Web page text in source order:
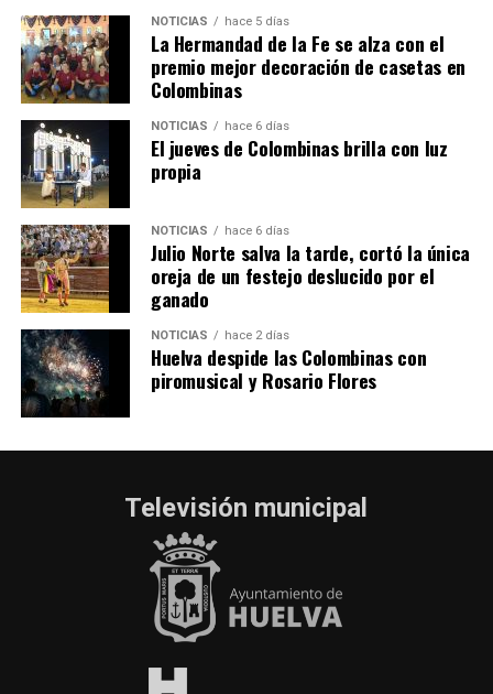
SEXTA CORRIDA DE LAS FIESTAS COLOMBINAS
2026
hace 2 días· Huelvatv
NOTICIAS hace 5 días
La Hermandad de la Fe se alza con el
premio mejor decoración de casetas en
Colombinas
NOTICIAS hace 6 días
El jueves de Colombinas brilla con luz
propia
NOTICIAS hace 6 días
Julio Norte salva la tarde, cortó la única
oreja de un festejo deslucido por el
ganado
NOTICIAS hace 2 días
Huelva despide las Colombinas con
piromusical y Rosario Flores
Televisión municipal